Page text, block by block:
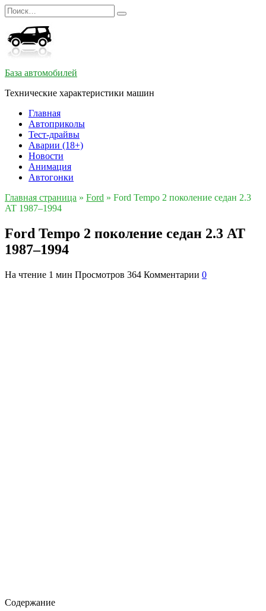
Перейти
к
содержанию
Search
for:
База автомобилей
Технические характеристики машин
Главная
Автоприколы
Тест-драйвы
Аварии (18+)
Новости
Анимация
Автогонки
Главная страница » Ford » Ford Tempo 2 поколение седан 2.3
AT 1987–1994
Ford Tempo 2 поколение седан 2.3 AT
1987–1994
На чтение 1 мин Просмотров 364 Комментарии 0
Содержание